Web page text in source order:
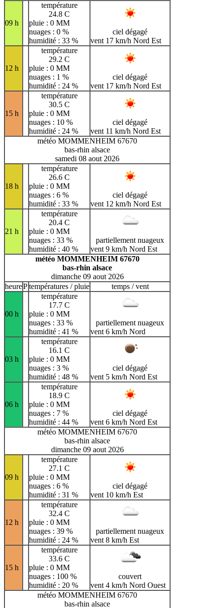
09 h
température
24.8 C
pluie : 0 MM
nuages : 0 %
humidité : 33 %
ciel dégagé
vent 17 km/h Nord Est
12 h
température
29.2 C
pluie : 0 MM
nuages : 1 %
humidité : 24 %
ciel dégagé
vent 17 km/h Nord Est
15 h
température
30.5 C
pluie : 0 MM
nuages : 10 %
humidité : 24 %
ciel dégagé
vent 11 km/h Nord Est
météo MOMMENHEIM 67670
bas-rhin alsace
samedi 08 aout 2026
18 h
température
26.6 C
pluie : 0 MM
nuages : 6 %
humidité : 33 %
ciel dégagé
vent 12 km/h Nord Est
21 h
température
20.4 C
pluie : 0 MM
nuages : 33 %
humidité : 40 %
partiellement nuageux
vent 9 km/h Nord Est
météo MOMMENHEIM 67670
bas-rhin alsace
dimanche 09 aout 2026
heurePtempératures / pluie temps / vent
00 h
température
17.7 C
pluie : 0 MM
nuages : 33 %
humidité : 41 %
partiellement nuageux
vent 6 km/h Nord
03 h
température
16.1 C
pluie : 0 MM
nuages : 3 %
humidité : 48 %
ciel dégagé
vent 5 km/h Nord Est
06 h
température
18.9 C
pluie : 0 MM
nuages : 7 %
humidité : 44 %
ciel dégagé
vent 6 km/h Nord Est
météo MOMMENHEIM 67670
bas-rhin alsace
dimanche 09 aout 2026
09 h
température
27.1 C
pluie : 0 MM
nuages : 6 %
humidité : 31 %
ciel dégagé
vent 10 km/h Est
12 h
température
32.4 C
pluie : 0 MM
nuages : 39 %
humidité : 24 %
partiellement nuageux
vent 8 km/h Est
15 h
température
33.6 C
pluie : 0 MM
nuages : 100 %
humidité : 20 %
couvert
vent 4 km/h Nord Ouest
météo MOMMENHEIM 67670
bas-rhin alsace